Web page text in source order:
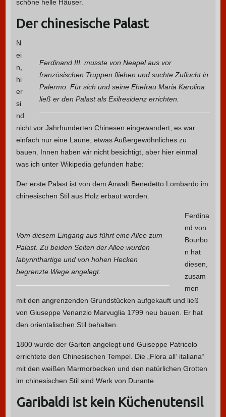
schöne helle Häuser.
Der chinesische Palast
Ferdinand III. musste von Neapel aus vor
französischen Truppen fliehen und suchte Zuflucht in
Palermo. Für sich und seine Ehefrau Maria Karolina
ließ er den Palast als Exilresidenz errichten.
N
ei
n,
hi
er
si
nd
nicht vor Jahrhunderten Chinesen eingewandert, es war
einfach nur eine Laune, etwas Außergewöhnliches zu
bauen. Innen haben wir nicht besichtigt, aber hier einmal
was ich unter Wikipedia gefunden habe:
Der erste Palast ist von dem Anwalt Benedetto Lombardo im
chinesischen Stil aus Holz erbaut worden.
Vom diesem Eingang aus führt eine Allee zum
Palast. Zu beiden Seiten der Allee wurden
labyrinthartige und von hohen Hecken
begrenzte Wege angelegt.
Ferdina
nd von
Bourbo
n hat
diesen,
zusam
men
mit den angrenzenden Grundstücken aufgekauft und ließ
von Giuseppe Venanzio Marvuglia 1799 neu bauen. Er hat
den orientalischen Stil behalten.
1800 wurde der Garten angelegt und Guiseppe Patricolo
errichtete den Chinesischen Tempel. Die „Flora all‘ italiana“
mit den weißen Marmorbecken und den natürlichen Grotten
im chinesischen Stil sind Werk von Durante.
Garibaldi ist kein Küchenutensil